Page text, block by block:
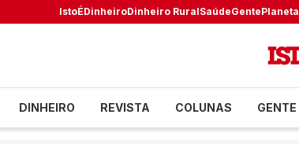
IstoÉDinheiroDinheiro RuralSaúdeGentePlaneta
DINHEIRO REVISTA COLUNAS GENTE